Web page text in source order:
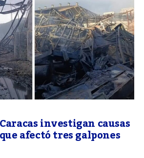
investigan causas
afectó tres galpones